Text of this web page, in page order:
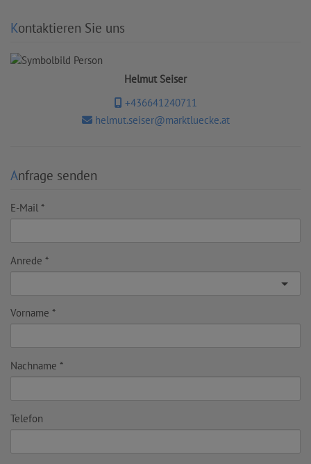
Kontaktieren Sie uns
Helmut Seiser
+436641240711
helmut.seiser@marktluecke.at
Anfrage senden
E-Mail
Anrede
Vorname
Nachname
Telefon